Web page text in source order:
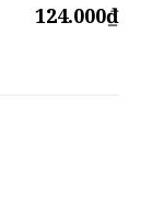
124.000₫